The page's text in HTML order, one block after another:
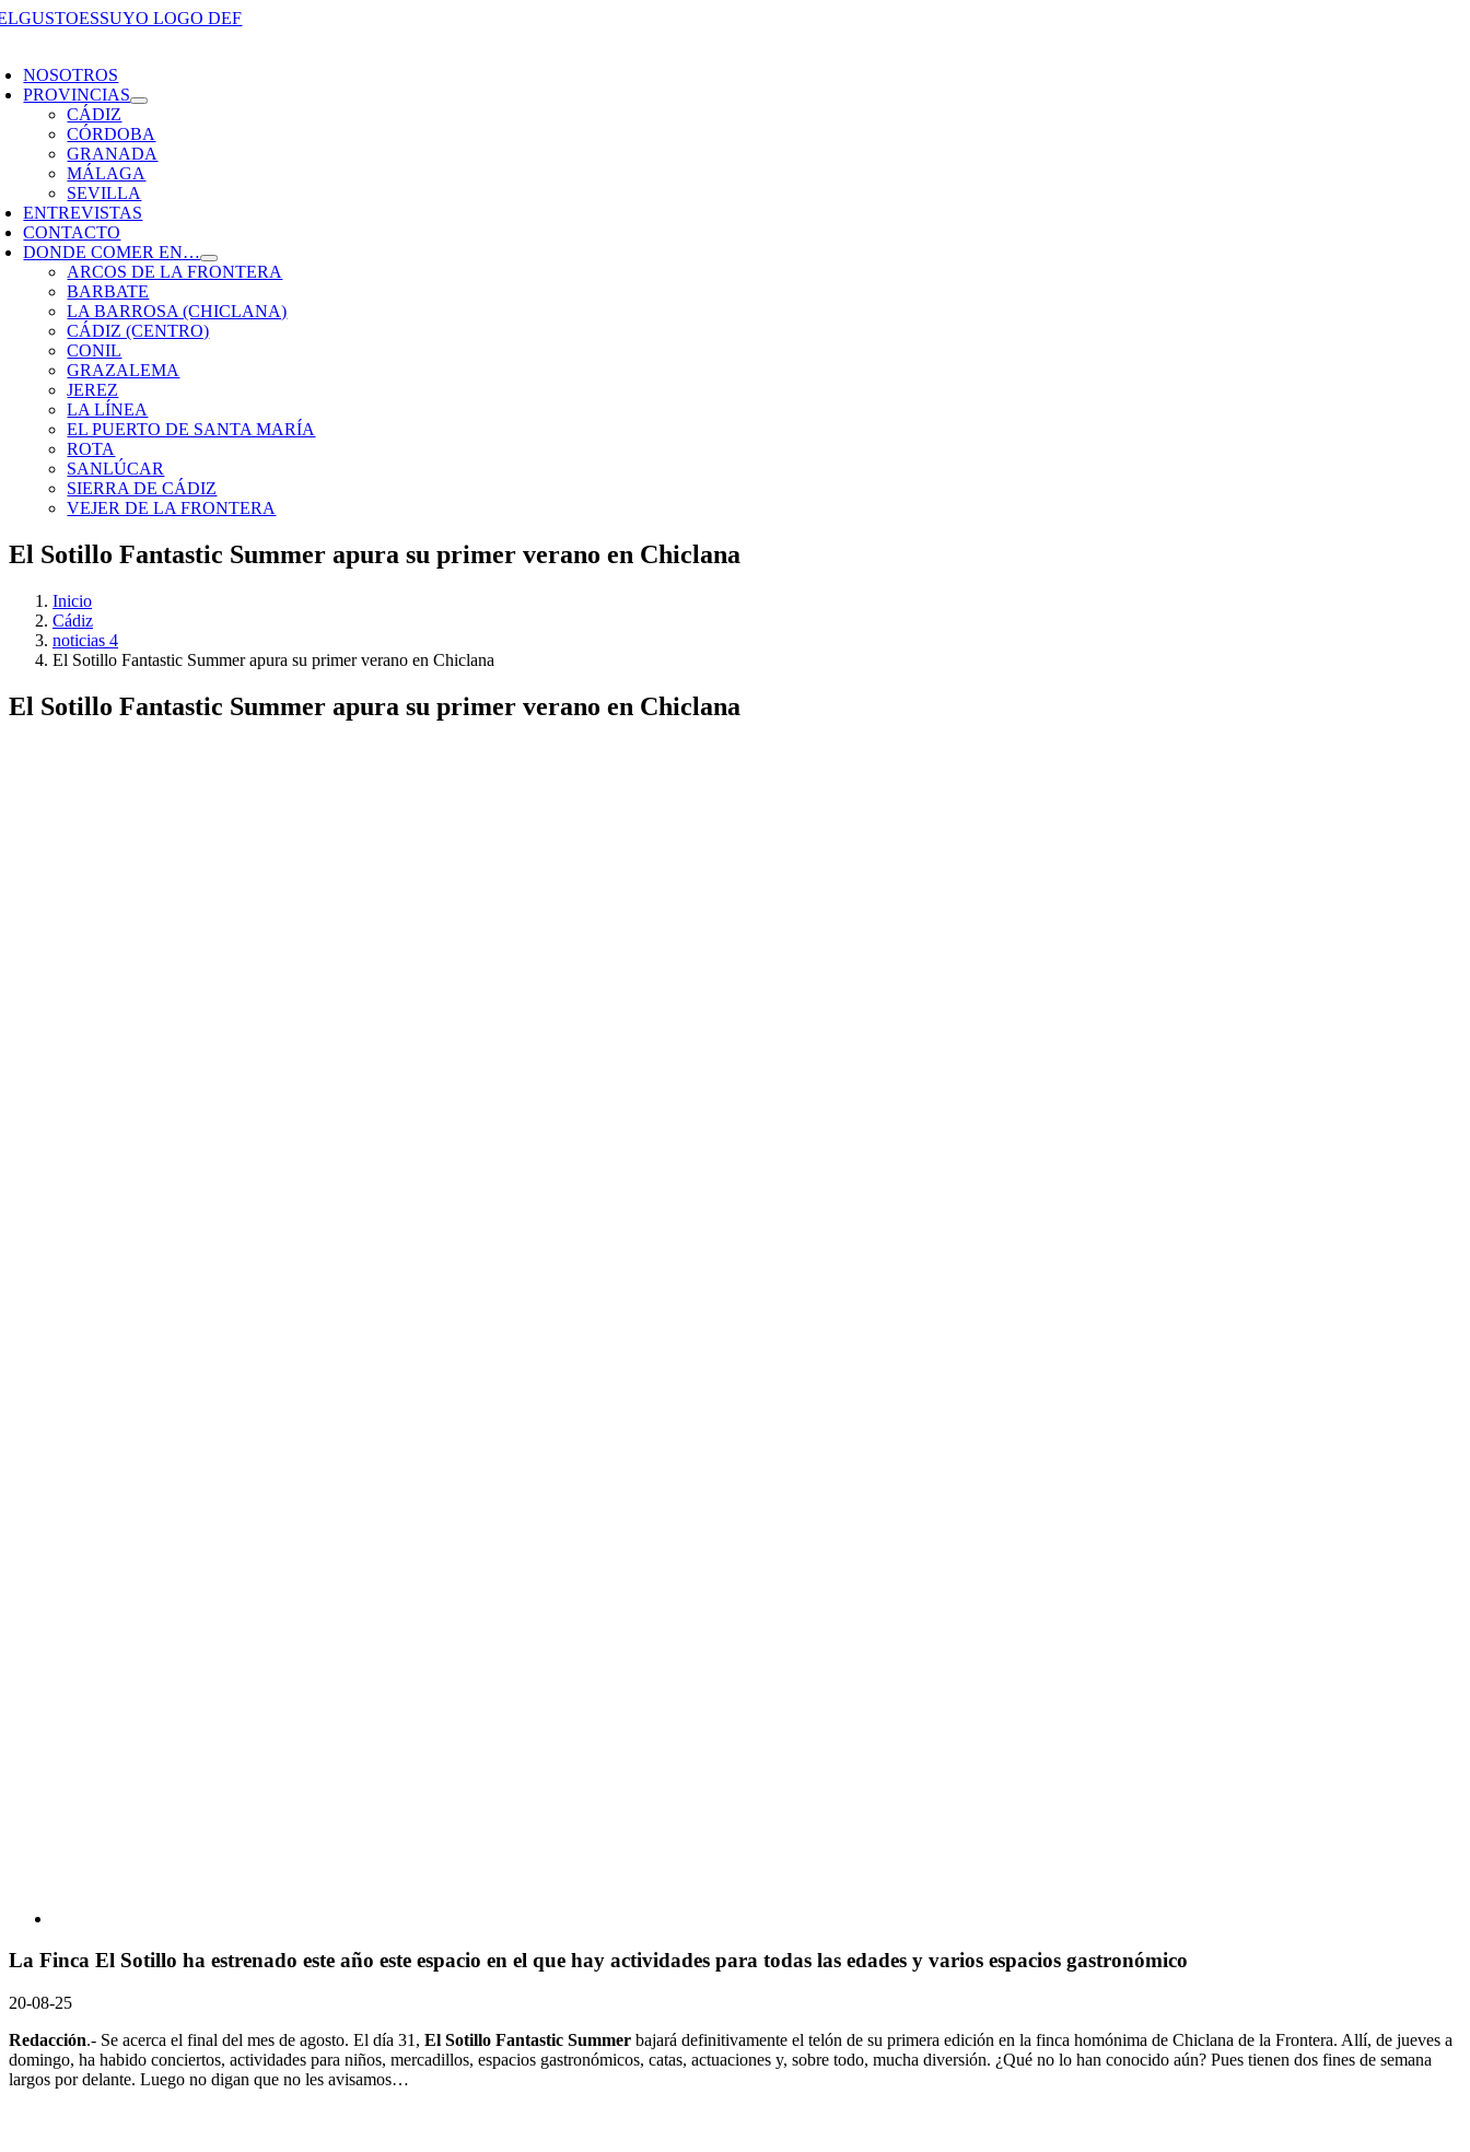
Saltar
NOSOTROS
PROVINCIAS
CÁDIZ
CÓRDOBA
GRANADA
MÁLAGA
SEVILLA
ENTREVISTAS
CONTACTO
DONDE COMER EN…
ARCOS DE LA FRONTERA
BARBATE
LA BARROSA (CHICLANA)
CÁDIZ (CENTRO)
CONIL
GRAZALEMA
JEREZ
LA LÍNEA
EL PUERTO DE SANTA MARÍA
ROTA
SANLÚCAR
SIERRA DE CÁDIZ
VEJER DE LA FRONTERA
El Sotillo Fantastic Summer apura su primer verano en Chiclana
Inicio
Cádiz
noticias 4
El Sotillo Fantastic Summer apura su primer verano en Chiclana
El Sotillo Fantastic Summer apura su primer verano en Chiclana
La Finca El Sotillo ha estrenado este año este espacio en el que hay actividades para todas las edades y varios espacios gastronómico
20-08-25
Redacción.- Se acerca el final del mes de agosto. El día 31, El Sotillo Fantastic Summer bajará definitivamente el telón de su primera edición en la finca homónima de Chiclana de la Frontera. Allí, de jueves a
domingo, ha habido conciertos, actividades para niños, mercadillos, espacios gastronómicos, catas, actuaciones y, sobre todo, mucha diversión. ¿Qué no lo han conocido aún? Pues tienen dos fines de semana
largos por delante. Luego no digan que no les avisamos…